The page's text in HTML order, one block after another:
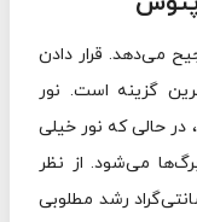
می‌دهد. قرار دادن
گزینه است. نور
در حالی که نور خیلی
می‌شود. از نظر
۱۸ تا ۲۴ درجه سانتی‌گراد رشد مطلوبی